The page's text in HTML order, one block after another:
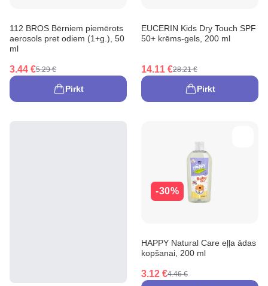
112 BROS Bērniem piemērots
aerosols pret odiem (1+g.), 50
ml
3.44 €5.29 €
Pirkt
EUCERIN Kids Dry Touch SPF
50+ krēms-gels, 200 ml
14.11 €28.21 €
Pirkt
-30%
HAPPY Natural Care eļļa ādas
kopšanai, 200 ml
3.12 €4.46 €